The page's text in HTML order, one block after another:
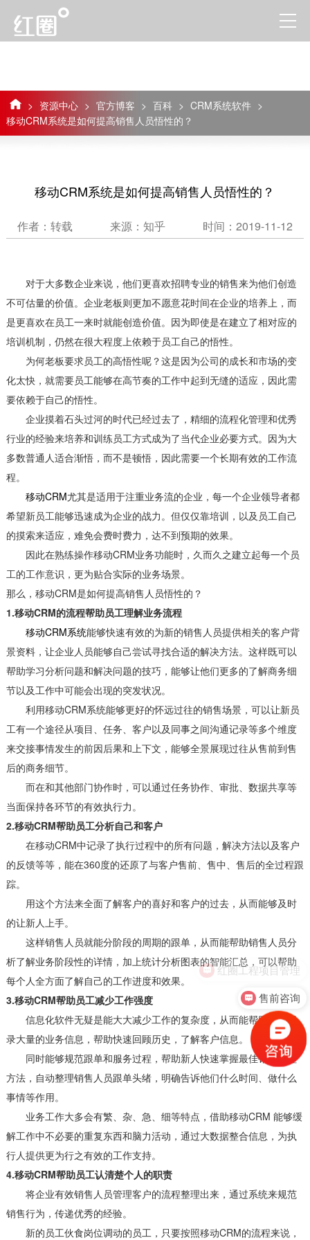
> 资源中心 > 官方博客 > 百科 > CRM系统软件 >
移动CRM系统是如何提高销售人员悟性的？
移动CRM系统是如何提高销售人员悟性的？
作者：转载 来源：知乎 时间：2019-11-12
对于大多数企业来说，他们更喜欢招聘专业的销售来为他们创造
不可估量的价值。企业老板则更加不愿意花时间在企业的培养上，而
是更喜欢在员工一来时就能创造价值。因为即使是在建立了相对应的
培训机制，仍然在很大程度上依赖于员工自己的悟性。
为何老板要求员工的高悟性呢？这是因为公司的成长和市场的变
化太快，就需要员工能够在高节奏的工作中起到无缝的适应，因此需
要依赖于自己的悟性。
企业摸着石头过河的时代已经过去了，精细的流程化管理和优秀
行业的经验来培养和训练员工方式成为了当代企业必要方式。因为大
多数普通人适合渐悟，而不是顿悟，因此需要一个长期有效的工作流
程。
移动CRM尤其是适用于注重业务流的企业，每一个企业领导者都
希望新员工能够迅速成为企业的战力。但仅仅靠培训，以及员工自己
的摸索来适应，难免会费时费力，达不到预期的效果。
因此在熟练操作移动CRM业务功能时，久而久之建立起每一个员
工的工作意识，更为贴合实际的业务场景。
那么，移动CRM是如何提高销售人员悟性的？
1.移动CRM的流程帮助员工理解业务流程
移动CRM系统能够快速有效的为新的销售人员提供相关的客户背
景资料，让企业人员能够自己尝试寻找合适的解决方法。这样既可以
帮助学习分析问题和解决问题的技巧，能够让他们更多的了解商务细
节以及工作中可能会出现的突发状况。
利用移动CRM系统能够更好的怀远过往的销售场景，可以让新员
工有一个途径从项目、任务、客户以及同事之间沟通记录等多个维度
来交接事情发生的前因后果和上下文，能够全景展现过往从售前到售
后的商务细节。
而在和其他部门协作时，可以通过任务协作、审批、数据共享等
当面保持各环节的有效执行力。
2.移动CRM帮助员工分析自己和客户
在移动CRM中记录了执行过程中的所有问题，解决方法以及客户
的反馈等等，能在360度的还原了与客户售前、售中、售后的全过程跟
踪。
用这个方法来全面了解客户的喜好和客户的过去，从而能够及时
的让新人上手。
这样销售人员就能分阶段的周期的跟单，从而能帮助销售人员分
析了解业务阶段性的详情，加上统计分析图表的智能汇总，可以帮助
每个人全方面了解自己的工作进度和效果。
3.移动CRM帮助员工减少工作强度
信息化软件无疑是能大大减少工作的复杂度，从而能帮助员工记
录大量的业务信息，帮助快速回顾历史，了解客户信息。
同时能够规范跟单和服务过程，帮助新人快速掌握最佳销售过程
方法，自动整理销售人员跟单头绪，明确告诉他们什么时间、做什么
事情等作用。
业务工作大多会有繁、杂、急、细等特点，借助移动CRM 能够缓
解工作中不必要的重复东西和脑力活动，通过大数据整合信息，为执
行人提供更为行之有效的工作支持。
4.移动CRM帮助员工认清楚个人的职责
将企业有效销售人员管理客户的流程整理出来，通过系统来规范
销售行为，传递优秀的经验。
新的员工伙食岗位调动的员工，只要按照移动CRM的流程来说，
红圈工程项目管理
售前咨询